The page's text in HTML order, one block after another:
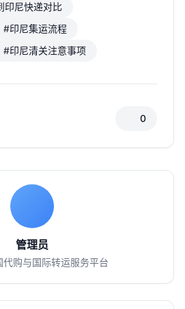
印尼快递对比
#印尼集运流程
#印尼清关注意事项
0
管理员
代购与国际转运服务平台